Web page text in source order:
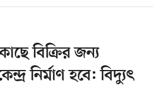
বিক্রির জন্য
নির্মাণ হবে: বিদ্যুৎ